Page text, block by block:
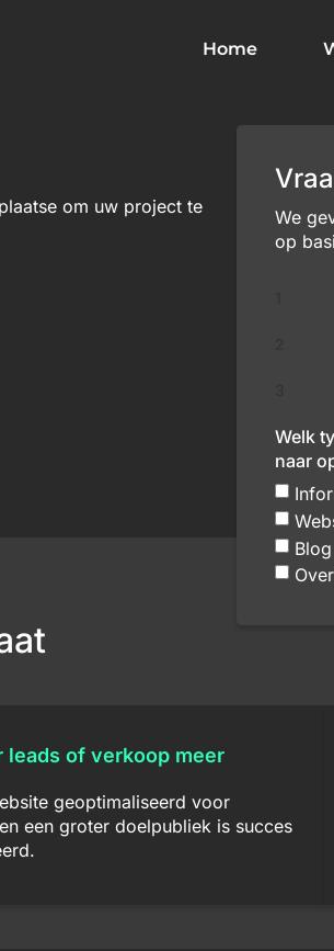
Home
om uw project te
We
op
Welk
naar
Blog
leads of verkoop meer
geoptimaliseerd voor
een groter doelpubliek is succes